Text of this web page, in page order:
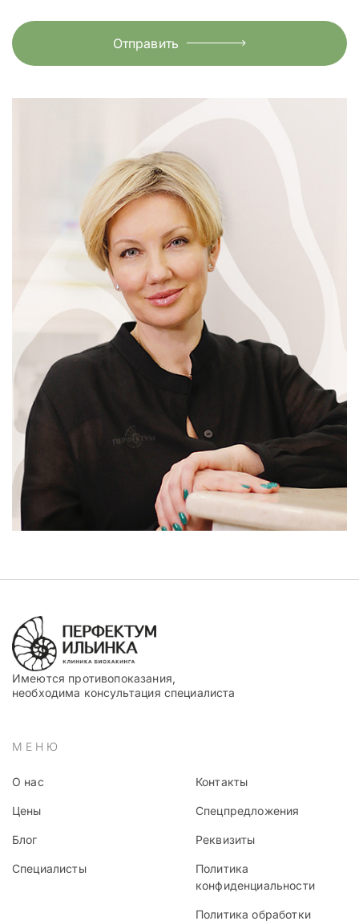
Отправить
Имеются противопоказания,
необходима консультация специалиста
МЕНЮ
О нас
Цены
Блог
Специалисты
Контакты
Спецпредложения
Реквизиты
Политика
конфиденциальности
Политика обработки